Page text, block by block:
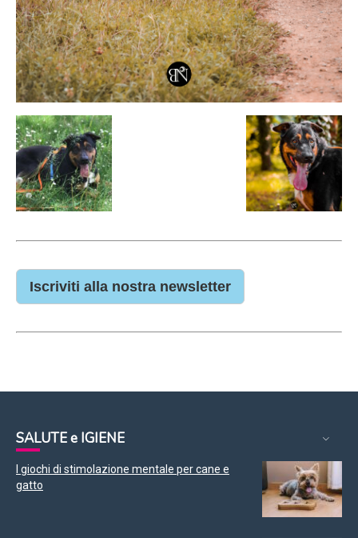
Iscriviti alla nostra newsletter
SALUTE e IGIENE
I giochi di stimolazione mentale per cane e
gatto